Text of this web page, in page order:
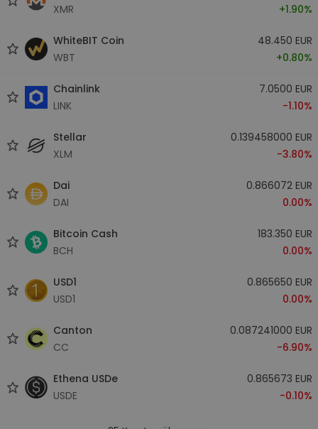
XMR
+1.90%
WhiteBIT Coin
WBT
48.450 EUR
+0.80%
Chainlink
LINK
7.0500 EUR
-1.10%
Stellar
XLM
0.139458000 EUR
-3.80%
Dai
DAI
0.866072 EUR
0.00%
Bitcoin Cash
BCH
183.350 EUR
0.00%
USD1
USD1
0.865650 EUR
0.00%
Canton
CC
0.087241000 EUR
-6.90%
Ethena USDe
USDE
0.865673 EUR
-0.10%